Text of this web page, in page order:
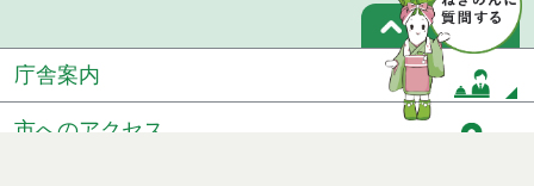
ページトップ
庁舎案内
市へのアクセス